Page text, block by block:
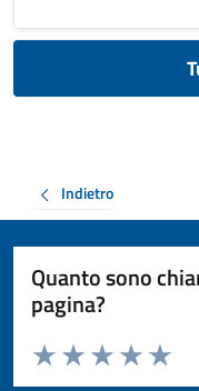
Indietro
Quanto sono
pagina?
Valuta da 1 a 5 stelle la
Valuta 4
Valuta 3
Valuta 2 stelle su
Valuta 1 stelle su 5